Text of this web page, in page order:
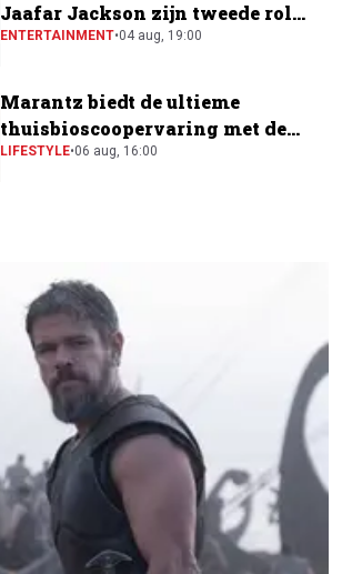
Jaafar Jackson zijn tweede rol
naast Will Smith
ENTERTAINMENT•04 aug, 19:00
Marantz biedt de ultieme
thuisbioscoopervaring met de
CINEMA Series 2
LIFESTYLE•06 aug, 16:00